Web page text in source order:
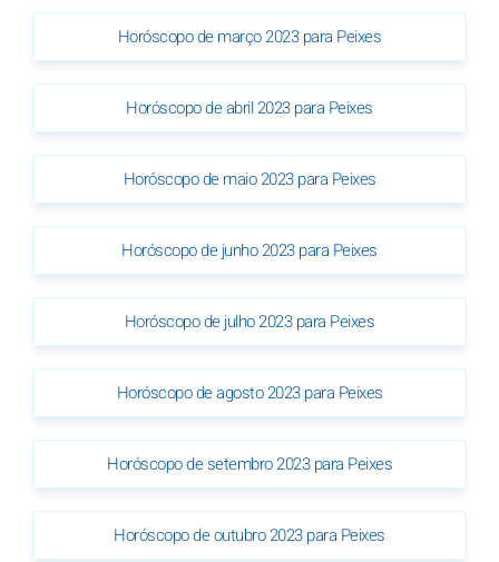
Horóscopo de março 2023 para Peixes
Horóscopo de abril 2023 para Peixes
Horóscopo de maio 2023 para Peixes
Horóscopo de junho 2023 para Peixes
Horóscopo de julho 2023 para Peixes
Horóscopo de agosto 2023 para Peixes
Horóscopo de setembro 2023 para Peixes
Horóscopo de outubro 2023 para Peixes